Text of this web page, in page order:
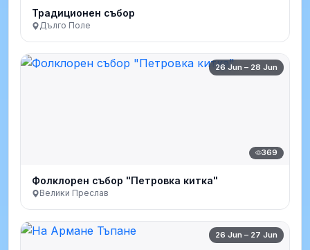
Традиционен събор
Дълго Поле
26 Jun – 28 Jun
369
Фолклорен събор "Петровка китка"
Велики Преслав
26 Jun – 27 Jun